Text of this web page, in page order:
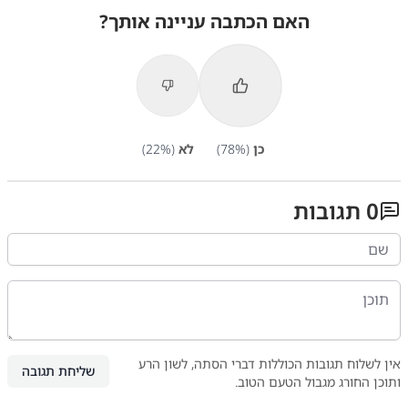
האם הכתבה עניינה אותך?
כן (
78%) לא (
22%)
0 תגובות
אין לשלוח תגובות הכוללות דברי הסתה, לשון הרע
ותוכן החורג מגבול הטעם הטוב.
שליחת תגובה